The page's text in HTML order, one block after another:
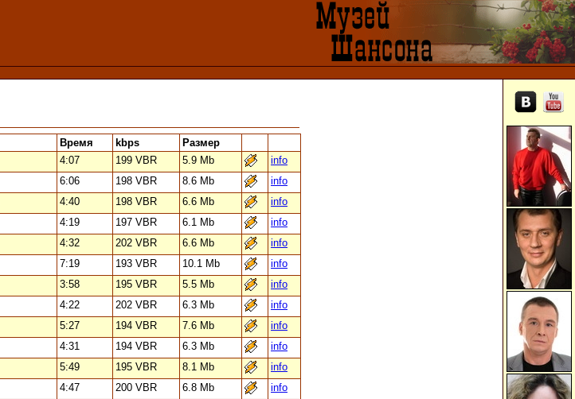
Время kbps
Размер
4:07 199 VBR 5.9 Mb
info
6:06 198 VBR 8.6 Mb
info
4:40 198 VBR 6.6 Mb
info
4:19 197 VBR 6.1 Mb
info
4:32 202 VBR 6.6 Mb
info
7:19 193 VBR 10.1 Mb
info
3:58 195 VBR 5.5 Mb
info
4:22 202 VBR 6.3 Mb
info
5:27 194 VBR 7.6 Mb
info
4:31 194 VBR 6.3 Mb
info
5:49 195 VBR 8.1 Mb
info
4:47 200 VBR 6.8 Mb info